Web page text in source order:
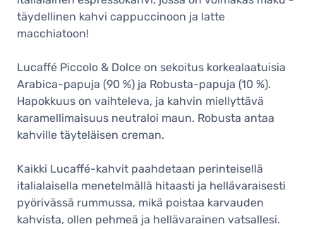
täydellinen kahvi cappuccinoon ja latte
macchiatoon!
Lucaffé Piccolo & Dolce on sekoitus korkealaatuisia
Arabica-papuja (90 %) ja Robusta-papuja (10 %).
Hapokkuus on vaihteleva, ja kahvin miellyttävä
karamellimaisuus neutraloi maun. Robusta antaa
kahville täyteläisen creman.
Kaikki Lucaffé-kahvit paahdetaan perinteisellä
italialaisella menetelmällä hitaasti ja hellävaraisesti
pyörivässä rummussa, mikä poistaa karvauden
kahvista, ollen pehmeä ja hellävarainen vatsallesi.